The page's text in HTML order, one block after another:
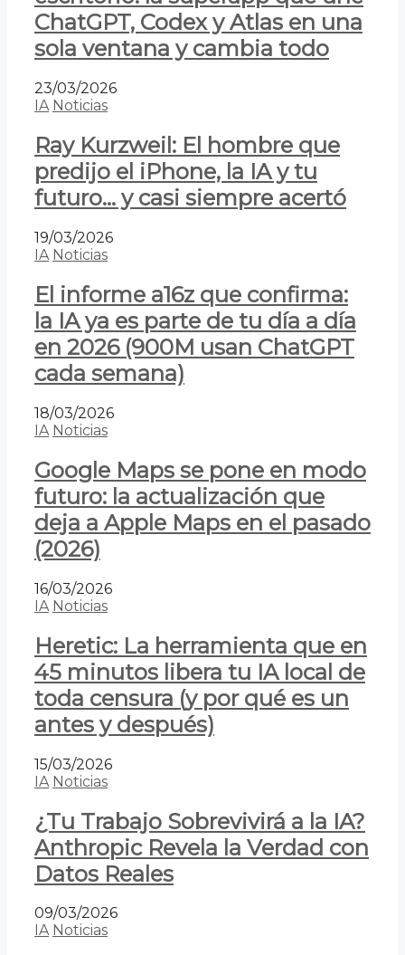
ChatGPT, Codex y Atlas en una
sola ventana y cambia todo
23/03/2026
IA Noticias
Ray Kurzweil: El hombre que
predijo el iPhone, la IA y tu
futuro… y casi siempre acertó
19/03/2026
IA Noticias
El informe a16z que confirma:
la IA ya es parte de tu día a día
en 2026 (900M usan ChatGPT
cada semana)
18/03/2026
IA Noticias
Google Maps se pone en modo
futuro: la actualización que
deja a Apple Maps en el pasado
(2026)
16/03/2026
IA Noticias
Heretic: La herramienta que en
45 minutos libera tu IA local de
toda censura (y por qué es un
antes y después)
15/03/2026
IA Noticias
¿Tu Trabajo Sobrevivirá a la IA?
Anthropic Revela la Verdad con
Datos Reales
09/03/2026
IA Noticias